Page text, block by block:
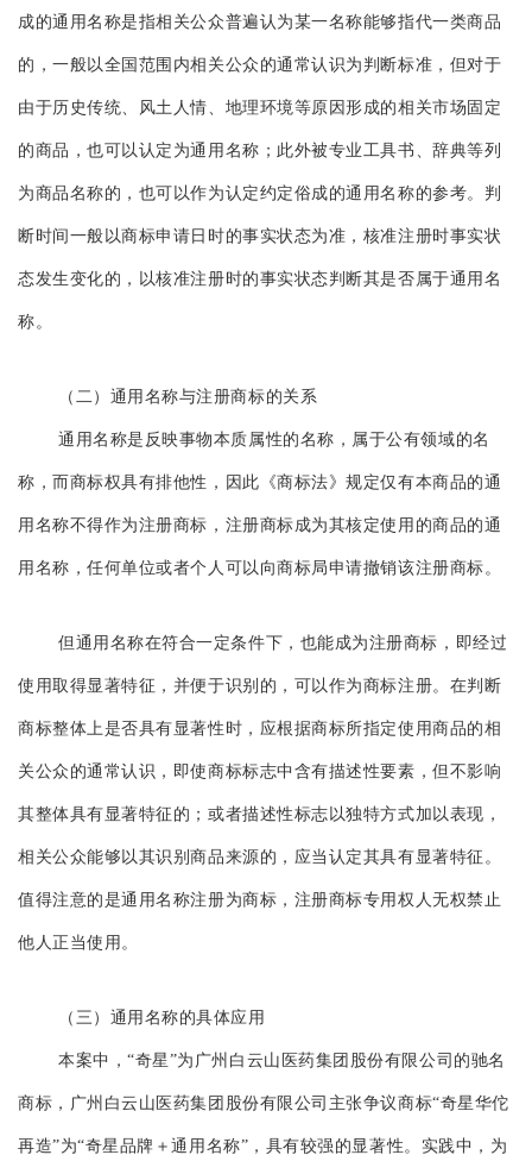
成的通用名称是指相关公众普遍认为某一名称能够指代一类商品
的，一般以全国范围内相关公众的通常认识为判断标准，但对于
由于历史传统、风土人情、地理环境等原因形成的相关市场固定
的商品，也可以认定为通用名称；此外被专业工具书、辞典等列
为商品名称的，也可以作为认定约定俗成的通用名称的参考。判
断时间一般以商标申请日时的事实状态为准，核准注册时事实状
态发生变化的，以核准注册时的事实状态判断其是否属于通用名
称。
（二）通用名称与注册商标的关系
通用名称是反映事物本质属性的名称，属于公有领域的名
称，而商标权具有排他性，因此《商标法》规定仅有本商品的通
用名称不得作为注册商标，注册商标成为其核定使用的商品的通
用名称，任何单位或者个人可以向商标局申请撤销该注册商标。
但通用名称在符合一定条件下，也能成为注册商标，即经过
使用取得显著特征，并便于识别的，可以作为商标注册。在判断
商标整体上是否具有显著性时，应根据商标所指定使用商品的相
关公众的通常认识，即使商标标志中含有描述性要素，但不影响
其整体具有显著特征的；或者描述性标志以独特方式加以表现，
相关公众能够以其识别商品来源的，应当认定其具有显著特征。
值得注意的是通用名称注册为商标，注册商标专用权人无权禁止
他人正当使用。
（三）通用名称的具体应用
本案中，“奇星”为广州白云山医药集团股份有限公司的驰名
商标，广州白云山医药集团股份有限公司主张争议商标“奇星华佗
再造”为“奇星品牌＋通用名称”，具有较强的显著性。实践中，为